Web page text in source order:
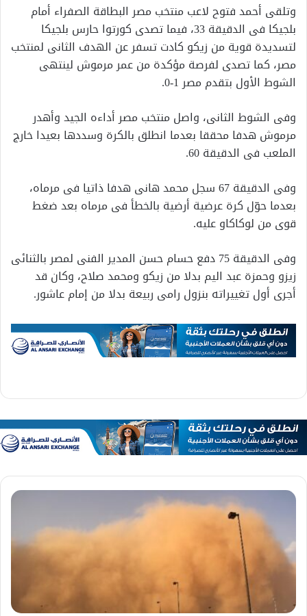
وتلقى أحمد فتوح لاعب منتخب مصر البطاقة الصفراء أمام
بلجيكا فى الدقيقة 33، فيما تصدى كورتوا حارس بلجيكا
لتسديدة قوية من زيكو كادت تسفر عن الهدف الثانى لمنتخب
مصر، كما تصدى لفرصة مؤكدة من عمر مرموش لينتهى
الشوط الأول بتقدم مصر 1-0.
وفى الشوط الثانى، واصل منتخب مصر أداءه الجيد وأهدر
مرموش هدفا محققا بعدما انطلق بالكرة وسددها بعيدا خارج
الملعب فى الدقيقة 60.
وفى الدقيقة 67 سجل محمد هانى هدفا ذاتيا فى مرماه،
بعدما حوّل كرة عرضية أرضية بالخطأ فى مرماه بعد ضغط
قوى من لوكاكاو عليه.
وفى الدقيقة 75 دفع حسام حسن المدير الفنى لمصر بالثنائى
زيزو وحمزة عبد اليم بدلا من زيكو ومحمد صلاح، وكان قد
أجرى أول تغييراته بنزول رامى ربيعة بدلا من إمام عاشور.